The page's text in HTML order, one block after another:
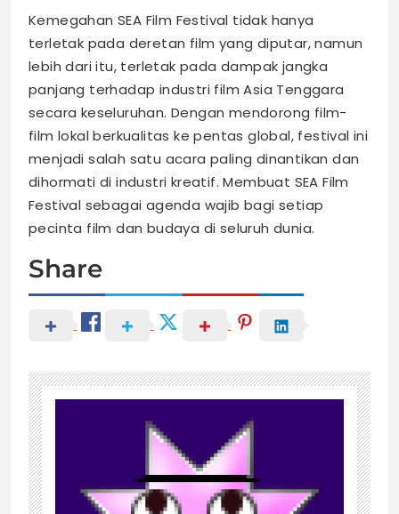
Kemegahan SEA Film Festival tidak hanya
terletak pada deretan film yang diputar, namun
lebih dari itu, terletak pada dampak jangka
panjang terhadap industri film Asia Tenggara
secara keseluruhan. Dengan mendorong film-
film lokal berkualitas ke pentas global, festival ini
menjadi salah satu acara paling dinantikan dan
dihormati di industri kreatif. Membuat SEA Film
Festival sebagai agenda wajib bagi setiap
pecinta film dan budaya di seluruh dunia.
Share